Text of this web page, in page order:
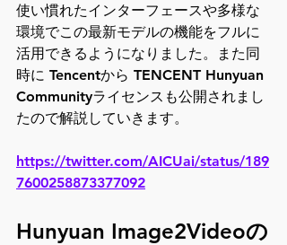
使い慣れたインターフェースや多様な
環境でこの最新モデルの機能をフルに
活用できるようになりました。また同
時に Tencentから TENCENT Hunyuan
Communityライセンスも公開されまし
たので解説していきます。
https://twitter.com/AICUai/status/189
7600258873377092
Hunyuan Image2Videoの